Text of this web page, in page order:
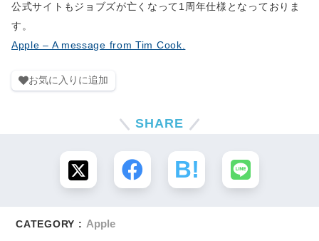
公式サイトもジョブズが亡くなって1周年仕様となっておりま
す。
Apple – A message from Tim Cook.
お気に入りに追加
SHARE
CATEGORY : Apple